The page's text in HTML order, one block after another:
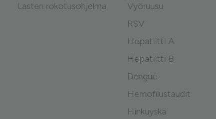
Lasten rokotusohjelma
Vyöruusu
RSV
Hepatiitti A
Hepatiitti B
Dengue
Hemofilustaudit
Hinkuyskä